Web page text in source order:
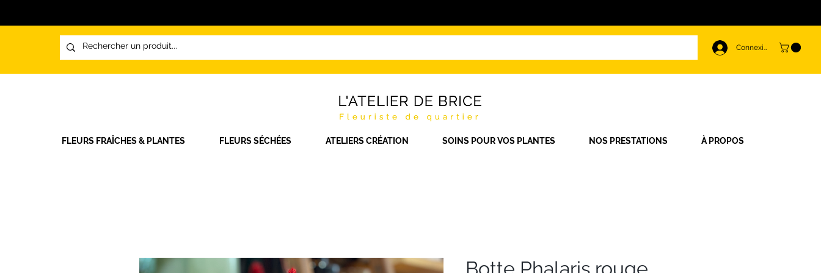
Connexion
FLEURS FRAÎCHES & PLANTES FLEURS SÉCHÉES ATELIERS CRÉATION SOINS POUR VOS PLANTES NOS PRESTATIONS À PROPOS